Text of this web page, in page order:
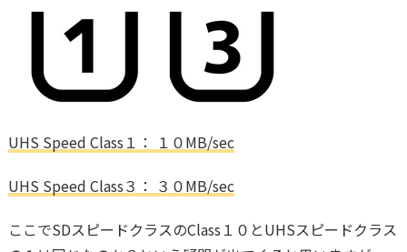
UHS Speed Class１： １０MB/sec
UHS Speed Class３： ３０MB/sec
ここでSDスピードクラスのClass１０とUHSスピードクラス